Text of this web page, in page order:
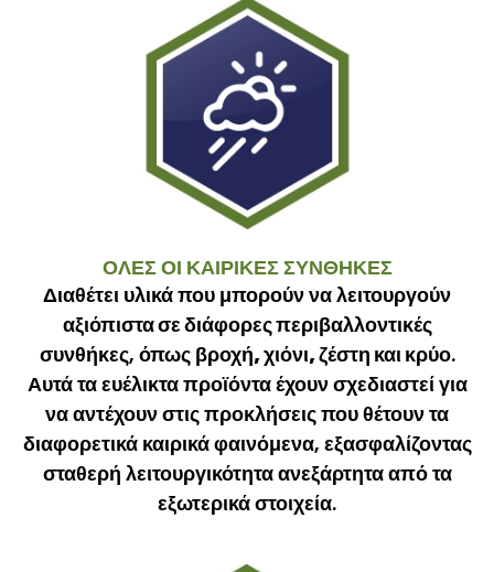
ΟΛΕΣ ΟΙ ΚΑΙΡΙΚΕΣ ΣΥΝΘΗΚΕΣ
Διαθέτει υλικά που μπορούν να λειτουργούν
αξιόπιστα σε διάφορες περιβαλλοντικές
συνθήκες, όπως βροχή, χιόνι, ζέστη και κρύο.
Αυτά τα ευέλικτα προϊόντα έχουν σχεδιαστεί για
να αντέχουν στις προκλήσεις που θέτουν τα
διαφορετικά καιρικά φαινόμενα, εξασφαλίζοντας
σταθερή λειτουργικότητα ανεξάρτητα από τα
εξωτερικά στοιχεία.